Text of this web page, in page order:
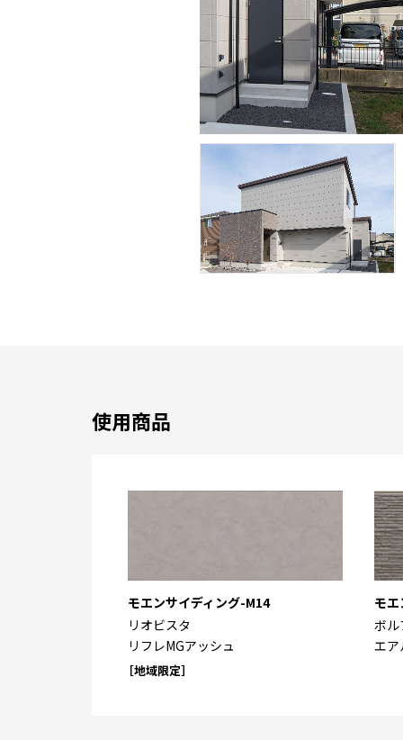
使用商品
モエンサイディング-M14
リオビスタ
リフレMGアッシュ
［地域限定］
モ
ボル
エア